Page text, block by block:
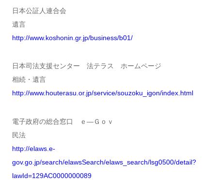
日本公証人連合会
遺言
http://www.koshonin.gr.jp/business/b01/
日本司法支援センター 法テラス ホームページ
相続・遺言
http://www.houterasu.or.jp/service/souzoku_igon/index.html
電子政府の総合窓口 ｅ―Ｇｏｖ
民法
http://elaws.e-
gov.go.jp/search/elawsSearch/elaws_search/lsg0500/detail?
lawId=129AC0000000089